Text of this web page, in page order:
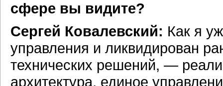
сфере вы видите?
Сергей Ковалевский: Как я
управления и ликвидирован
технических решений, —
архитектура, единое